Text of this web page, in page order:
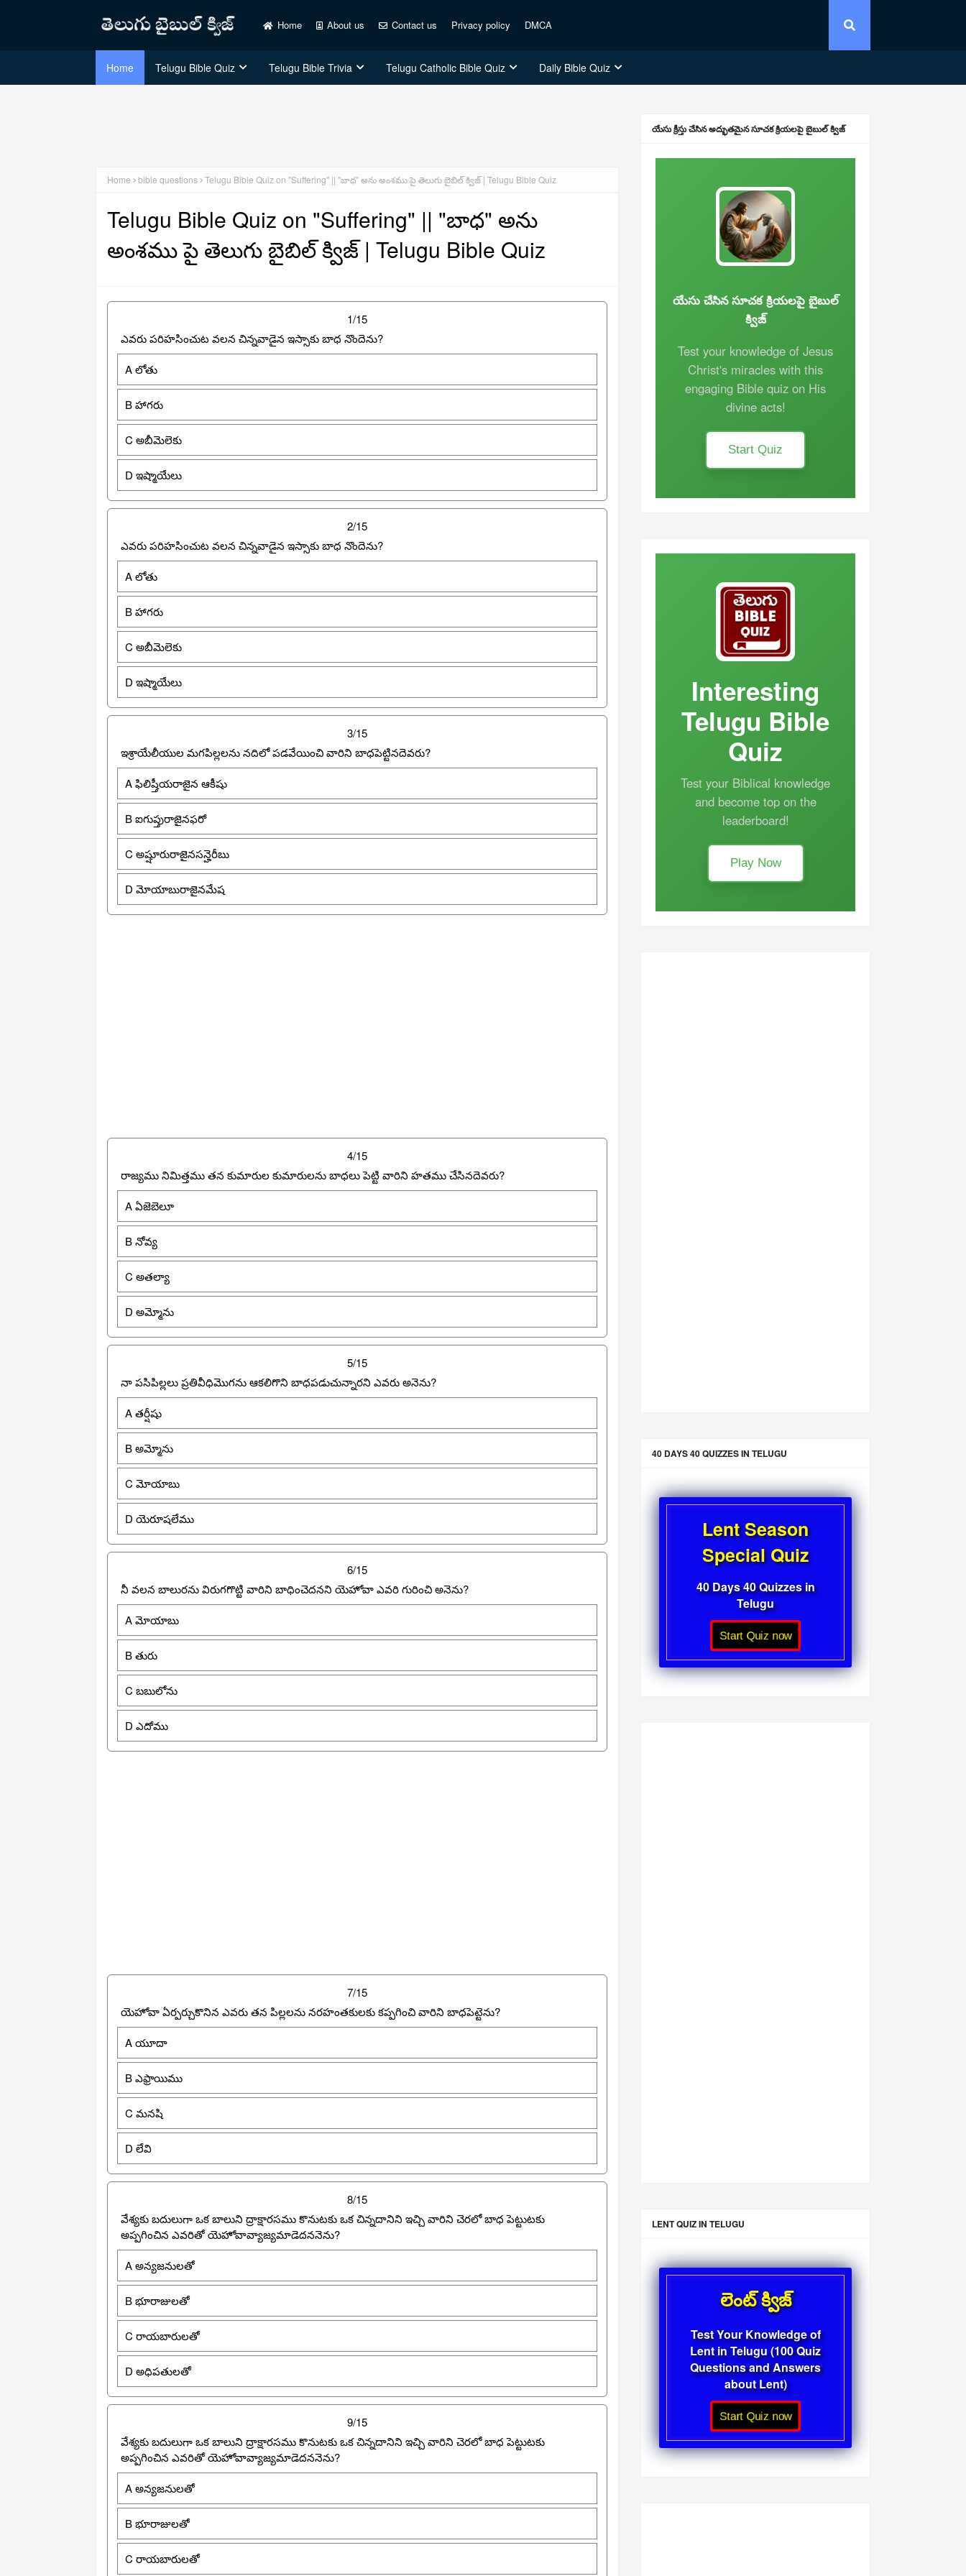
Home About us Contact us Privacy policy DMCA
Home Telugu Bible Quiz Telugu Bible Trivia Telugu Catholic Bible Quiz Daily Bible Quiz
Home bible questions Telugu Bible Quiz on "Suffering" || "బాధ" అను అంశము పై తెలుగు బైబిల్ క్విజ్ | Telugu Bible Quiz
Telugu Bible Quiz on "Suffering" || "బాధ" అను
అంశము పై తెలుగు బైబిల్ క్విజ్ | Telugu Bible Quiz
1/15
ఎవరు పరిహసించుట వలన చిన్నవాడైన ఇస్సాకు బాధ నొందెను?
A లోతు
B హాగరు
C అబీమెలెకు
D ఇష్మాయేలు
2/15
ఎవరు పరిహసించుట వలన చిన్నవాడైన ఇస్సాకు బాధ నొందెను?
A లోతు
B హాగరు
C అబీమెలెకు
D ఇష్మాయేలు
3/15
ఇశ్రాయేలీయుల మగపిల్లలను నదిలో పడవేయించి వారిని బాధపెట్టినదెవరు?
A ఫిలిష్తీయరాజైన ఆకీషు
B ఐగుప్తురాజైనఫరో
C అష్షూరురాజైనసన్హెరీబు
D మోయాబురాజైనమేష
4/15
రాజ్యము నిమిత్తము తన కుమారుల కుమారులను బాధలు పెట్టి వారిని హతము చేసినదెవరు?
A ఏజెబెలూ
B నోవ్య
C అతల్యా
D అమ్మోను
5/15
నా పసిపిల్లలు ప్రతివీధిమొగను ఆకలిగొని బాధపడుచున్నారని ఎవరు అనెను?
A తర్షీషు
B అమ్మోను
C మోయాబు
D యెరూషలేము
6/15
నీ వలన బాలురను విరుగగొట్టి వారిని బాధించెదనని యెహోవా ఎవరి గురించి అనెను?
A మోయాబు
B తురు
C బబులోను
D ఎదోము
7/15
యెహోవా ఏర్పర్చుకొనిన ఎవరు తన పిల్లలను నరహంతకులకు కప్పగించి వారిని బాధపెట్టెను?
A యూదా
B ఎఫ్రాయిము
C మనషి
D లేవి
8/15
వేశ్యకు బదులుగా ఒక బాలుని ద్రాక్షారసము కొనుటకు ఒక చిన్నదానిని ఇచ్చి వారిని చెరలో బాధ పెట్టుటకు
అప్పగించిన ఎవరితో యెహోవావ్యాజ్యమాడెదననెను?
A అన్యజనులతో
B భూరాజులతో
C రాయబారులతో
D అధిపతులతో
9/15
వేశ్యకు బదులుగా ఒక బాలుని ద్రాక్షారసము కొనుటకు ఒక చిన్నదానిని ఇచ్చి వారిని చెరలో బాధ పెట్టుటకు
అప్పగించిన ఎవరితో యెహోవావ్యాజ్యమాడెదననెను?
A అన్యజనులతో
B భూరాజులతో
C రాయబారులతో
యేసు క్రీస్తు చేసిన అద్భుతమైన సూచక క్రియలపై బైబుల్ క్విజ్
యేసు చేసిన సూచక క్రియలపై బైబుల్
క్విజ్
Test your knowledge of Jesus
Christ's miracles with this
engaging Bible quiz on His
divine acts!
Start Quiz
Interesting
Telugu Bible
Quiz
Test your Biblical knowledge
and become top on the
leaderboard!
Play Now
40 DAYS 40 QUIZZES IN TELUGU
Lent Season
Special Quiz
40 Days 40 Quizzes in
Telugu
Start Quiz now
LENT QUIZ IN TELUGU
లెంట్ క్విజ్
Test Your Knowledge of
Lent in Telugu (100 Quiz
Questions and Answers
about Lent)
Start Quiz now